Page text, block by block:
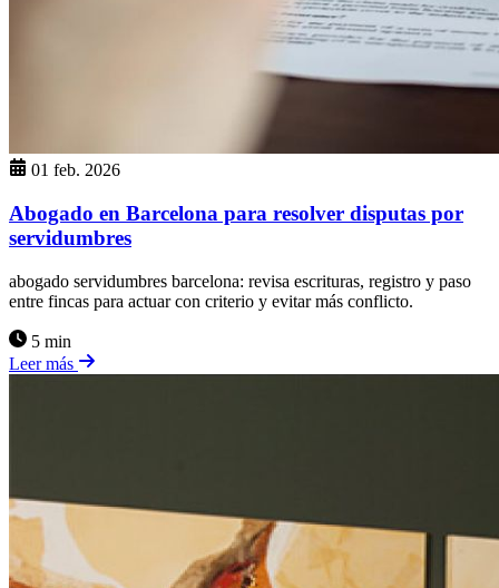
01 feb. 2026
Abogado en Barcelona para resolver disputas por
servidumbres
abogado servidumbres barcelona: revisa escrituras, registro y paso
entre fincas para actuar con criterio y evitar más conflicto.
5 min
Leer más